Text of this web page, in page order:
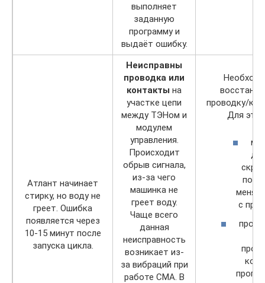
выполняет
заданную
программу и
выдаёт ошибку.
Атлант начинает
стирку, но воду не
греет. Ошибка
появляется через
10-15 минут после
запуска цикла.
Неисправны
проводка или
контакты на
участке цепи
между ТЭНом и
модулем
управления.
Происходит
обрыв сигнала,
из-за чего
машинка не
греет воду.
Чаще всего
данная
неисправность
возникает из-
за вибраций при
работе СМА. В
проводку/
Для
с